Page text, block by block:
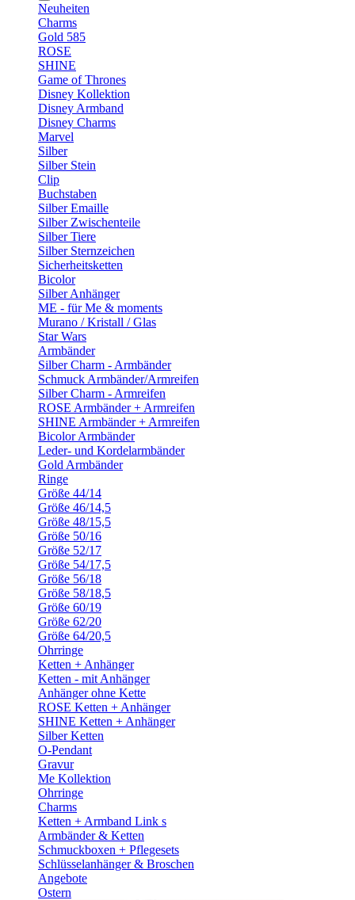
Neuheiten
Charms
Gold 585
ROSE
SHINE
Game of Thrones
Disney Kollektion
Disney Armband
Disney Charms
Marvel
Silber
Silber Stein
Clip
Buchstaben
Silber Emaille
Silber Zwischenteile
Silber Tiere
Silber Sternzeichen
Sicherheitsketten
Bicolor
Silber Anhänger
ME - für Me & moments
Murano / Kristall / Glas
Star Wars
Armbänder
Silber Charm - Armbänder
Schmuck Armbänder/Armreifen
Silber Charm - Armreifen
ROSE Armbänder + Armreifen
SHINE Armbänder + Armreifen
Bicolor Armbänder
Leder- und Kordelarmbänder
Gold Armbänder
Ringe
Größe 44/14
Größe 46/14,5
Größe 48/15,5
Größe 50/16
Größe 52/17
Größe 54/17,5
Größe 56/18
Größe 58/18,5
Größe 60/19
Größe 62/20
Größe 64/20,5
Ohrringe
Ketten + Anhänger
Ketten - mit Anhänger
Anhänger ohne Kette
ROSE Ketten + Anhänger
SHINE Ketten + Anhänger
Silber Ketten
O-Pendant
Gravur
Me Kollektion
Ohrringe
Charms
Ketten + Armband Link s
Armbänder & Ketten
Schmuckboxen + Pflegesets
Schlüsselanhänger & Broschen
Angebote
Ostern